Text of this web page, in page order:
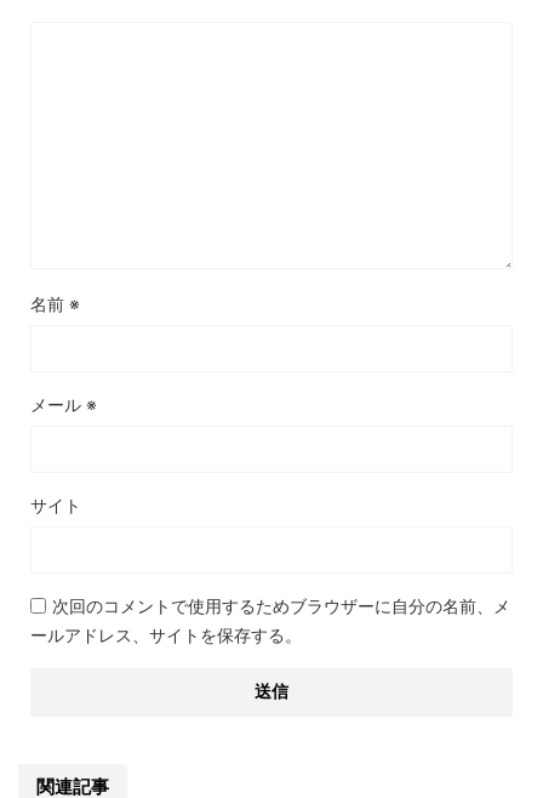
名前 ※
メール ※
サイト
次回のコメントで使用するためブラウザーに自分の名前、メ
ールアドレス、サイトを保存する。
関連記事